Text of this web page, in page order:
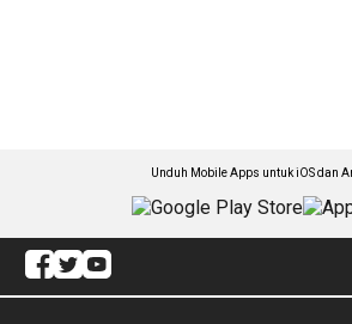
Unduh Mobile Apps untuk iOS dan